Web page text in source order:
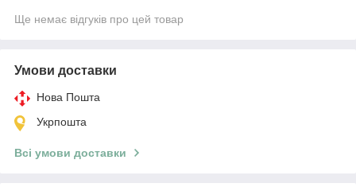
Ще немає відгуків про цей товар
Умови доставки
Нова Пошта
Укрпошта
Всі умови доставки